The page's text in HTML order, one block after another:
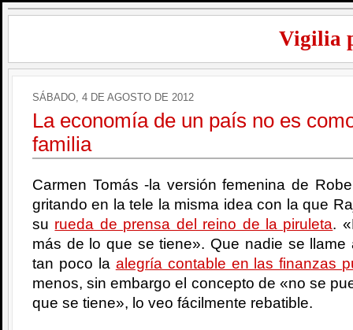
Vigilia
SÁBADO, 4 DE AGOSTO DE 2012
La economía de un país no es
familia
Carmen Tomás -la versión femenina de
gritando en la tele la misma idea con la que
su rueda de prensa del reino de la piruleta.
más de lo que se tiene». Que nadie se llame
tan poco la alegría contable en las finanzas
menos, sin embargo el concepto de «no se
que se tiene», lo veo fácilmente rebatible.